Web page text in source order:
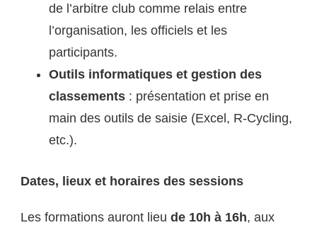
de l’arbitre club comme relais entre
l’organisation, les officiels et les
participants.
Outils informatiques et gestion des
classements : présentation et prise en
main des outils de saisie (Excel, R-Cycling,
etc.).
Dates, lieux et horaires des sessions
Les formations auront lieu de 10h à 16h, aux